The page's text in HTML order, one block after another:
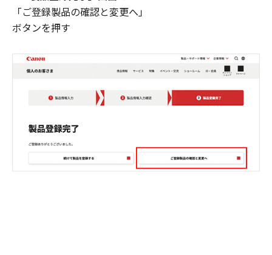
「ご登録製品の確認と変更へ」
ボタンを押す